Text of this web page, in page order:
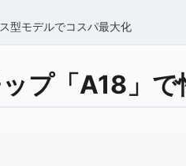
型モデルでコスパ最大化
プ「A18」で